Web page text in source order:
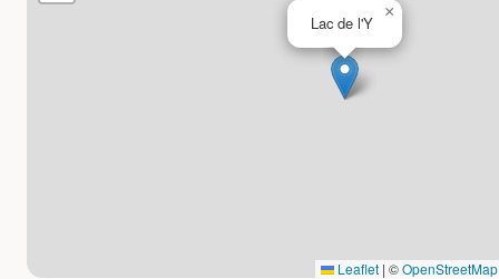
Lac de l'Y
×
Leaflet | ©